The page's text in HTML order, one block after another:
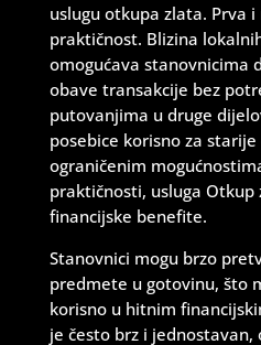
uslugu otkupa zlata. Prva
praktičnost. Blizina
omogućava stanovnicima
obave transakcije bez
putovanjima u druge
posebice korisno za
ograničenim
praktičnosti, usluga
financijske benefite.
Stanovnici mogu brzo
predmete u gotovinu, što
korisno u hitnim
je često brz i jednostavan,